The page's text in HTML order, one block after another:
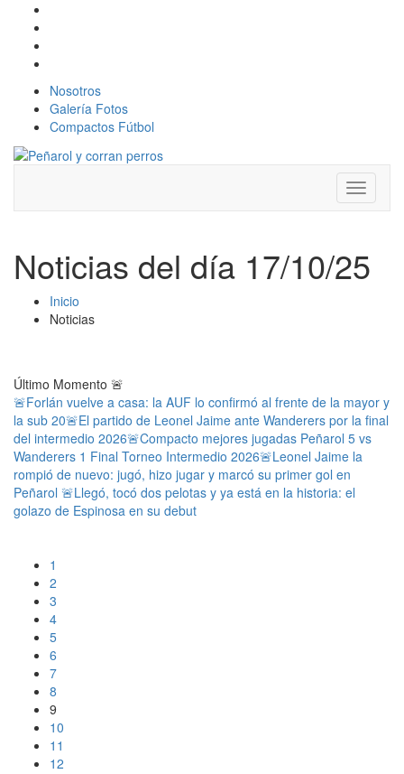
Nosotros
Galería Fotos
Compactos Fútbol
Toggle
Noticias del día 17/10/25
Inicio
Noticias
Último Momento 🚨
🚨Forlán vuelve a casa: la AUF lo confirmó al frente de la mayor y
la sub 20🚨El partido de Leonel Jaime ante Wanderers por la final
del intermedio 2026🚨Compacto mejores jugadas Peñarol 5 vs
Wanderers 1 Final Torneo Intermedio 2026🚨Leonel Jaime la
rompió de nuevo: jugó, hizo jugar y marcó su primer gol en
Peñarol 🚨Llegó, tocó dos pelotas y ya está en la historia: el
golazo de Espinosa en su debut
1
2
3
4
5
6
7
8
9
10
11
12